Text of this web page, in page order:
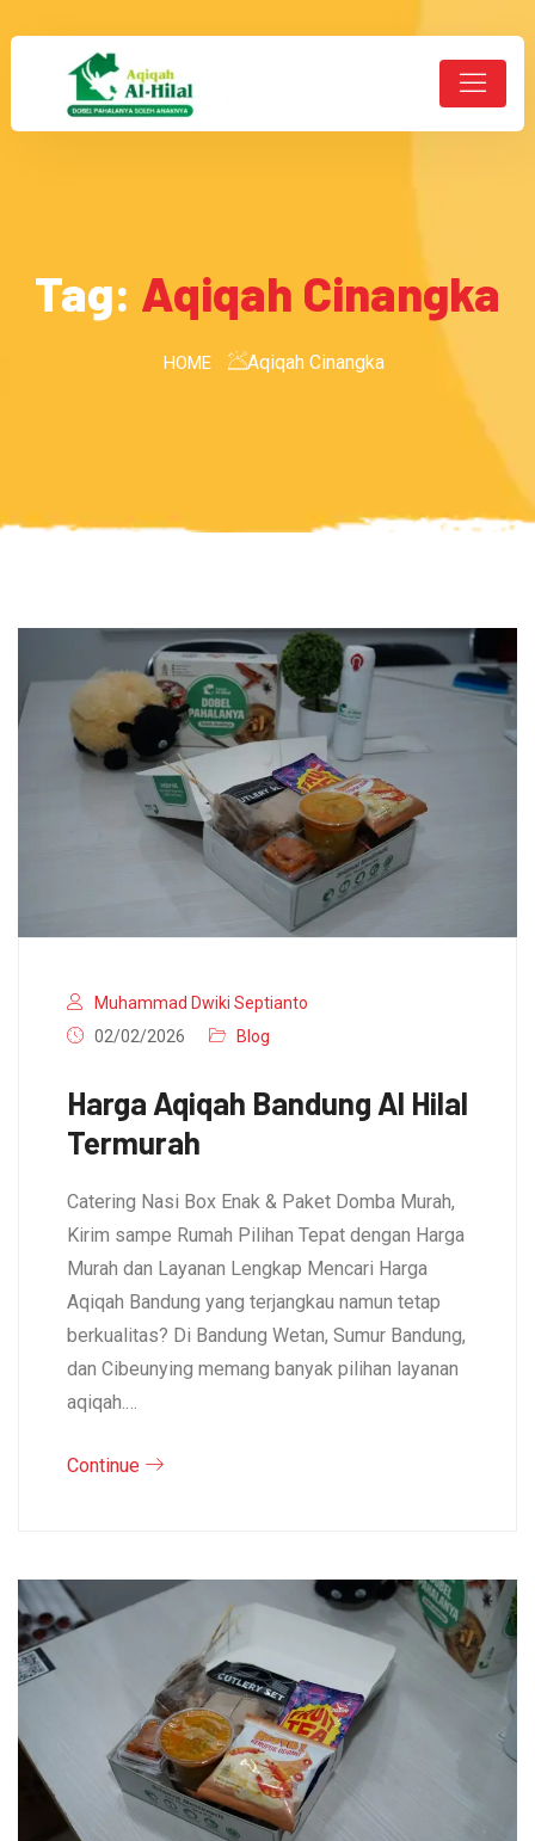
Tag: Aqiqah Cinangka
HOME Aqiqah Cinangka
Muhammad Dwiki Septianto
02/02/2026
Blog
Harga Aqiqah Bandung Al Hilal
Termurah
Catering Nasi Box Enak & Paket Domba Murah,
Kirim sampe Rumah Pilihan Tepat dengan Harga
Murah dan Layanan Lengkap Mencari Harga
Aqiqah Bandung yang terjangkau namun tetap
berkualitas? Di Bandung Wetan, Sumur Bandung,
dan Cibeunying memang banyak pilihan layanan
aqiqah.…
Continue